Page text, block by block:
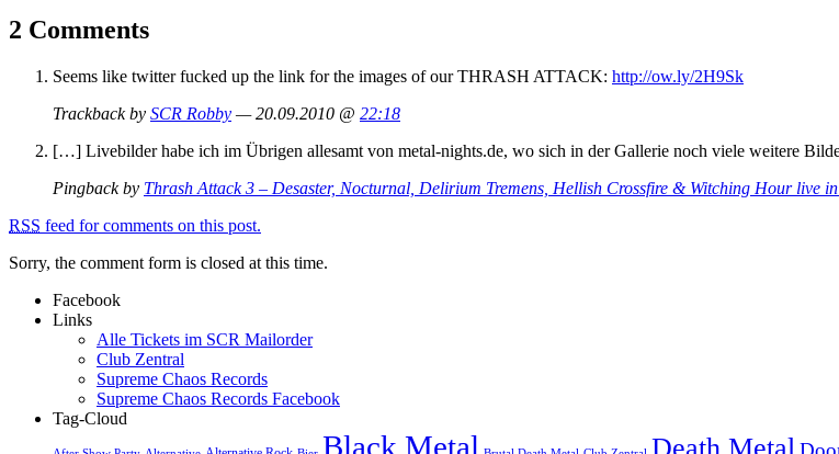
2 Comments
Seems like twitter fucked up the link for the images of our THRASH ATTACK: http://ow.ly/2H9Sk
Trackback by SCR Robby — 20.09.2010 @ 22:18
[…] Livebilder habe ich im Übrigen allesamt von metal-nights.de, wo sich in der Gallerie noch viele weitere
Pingback by Thrash Attack 3 – Desaster, Nocturnal, Delirium Tremens, Hellish Crossfire & Witching Hour live
RSS feed for comments on this post.
Sorry, the comment form is closed at this time.
Facebook
Links
Alle Tickets im SCR Mailorder
Club Zentral
Supreme Chaos Records
Supreme Chaos Records Facebook
Tag-Cloud
Black Metal